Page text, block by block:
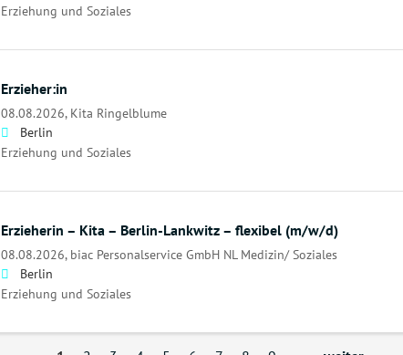
Erziehung und Soziales
Erzieher:in
08.08.2026, Kita Ringelblume
Berlin
Erziehung und Soziales
Erzieherin – Kita – Berlin-Lankwitz – flexibel (m/w/d)
08.08.2026, biac Personalservice GmbH NL Medizin/ Soziales
Berlin
Erziehung und Soziales